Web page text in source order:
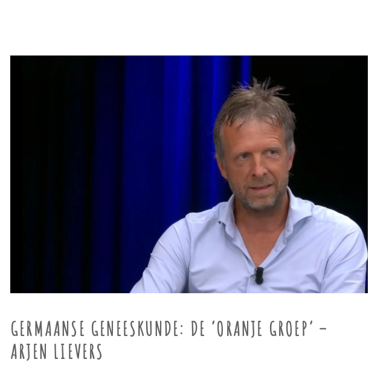
GERMAANSE GENEESKUNDE: DE ‘ORANJE GROEP’ –
ARJEN LIEVERS